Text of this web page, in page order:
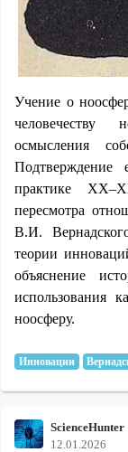
Учение о
человечеству
осмысления
практике
пересмотра
В.И.
теории
объяснение
использования
ноосферу.
Инновации
ScienceHunter
12.01.2026